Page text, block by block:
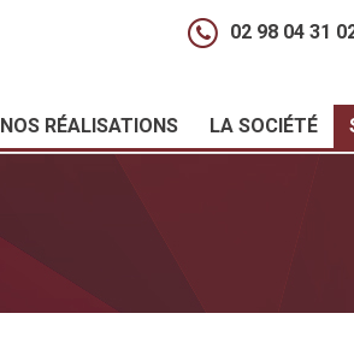
02 98 04 31
NOS RÉALISATIONS LA SOCIÉTÉ